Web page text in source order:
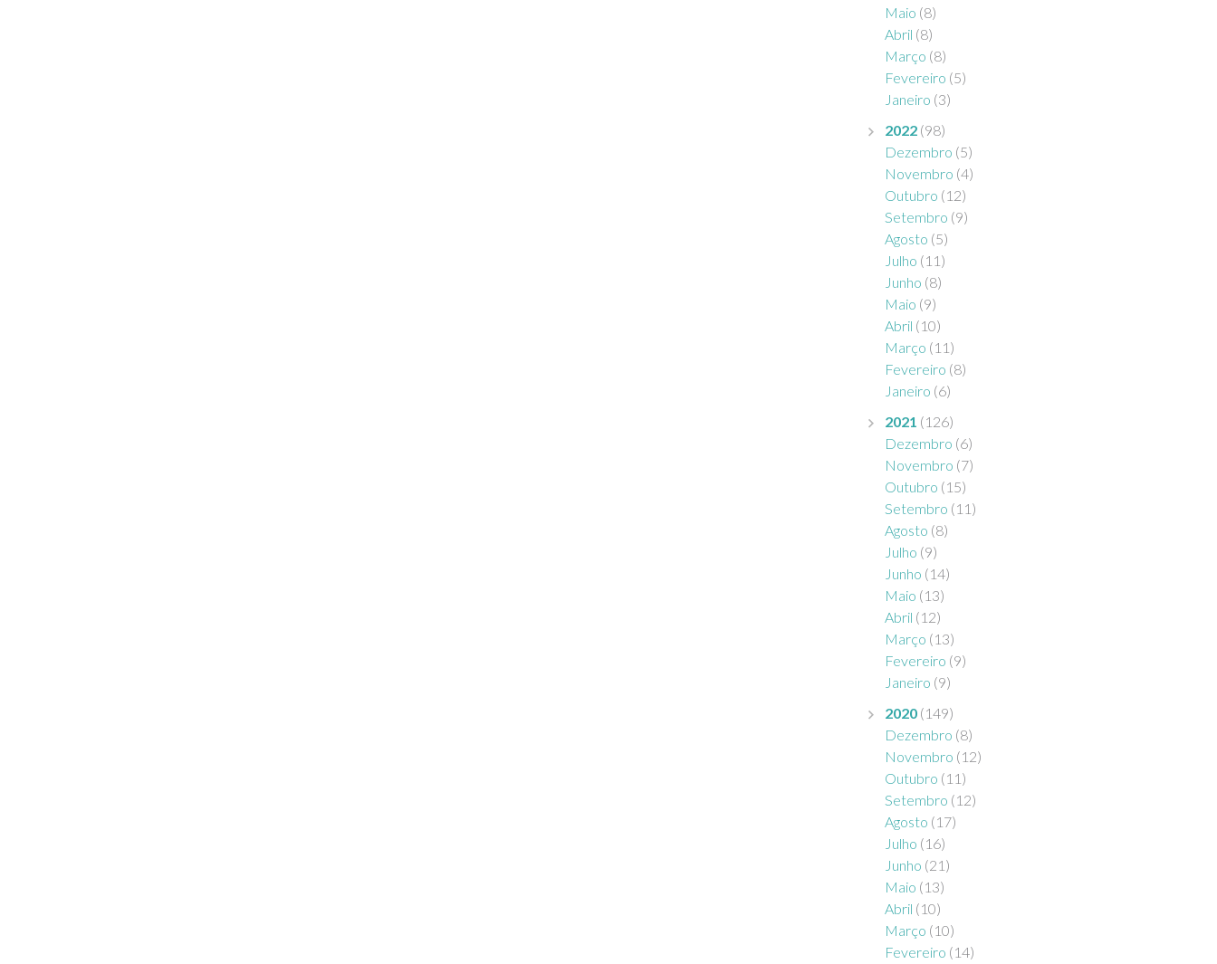
Maio (8)
Abril (8)
Março (8)
Fevereiro (5)
Janeiro (3)
2022 (98)
Dezembro (5)
Novembro (4)
Outubro (12)
Setembro (9)
Agosto (5)
Julho (11)
Junho (8)
Maio (9)
Abril (10)
Março (11)
Fevereiro (8)
Janeiro (6)
2021 (126)
Dezembro (6)
Novembro (7)
Outubro (15)
Setembro (11)
Agosto (8)
Julho (9)
Junho (14)
Maio (13)
Abril (12)
Março (13)
Fevereiro (9)
Janeiro (9)
2020 (149)
Dezembro (8)
Novembro (12)
Outubro (11)
Setembro (12)
Agosto (17)
Julho (16)
Junho (21)
Maio (13)
Abril (10)
Março (10)
Fevereiro (14)